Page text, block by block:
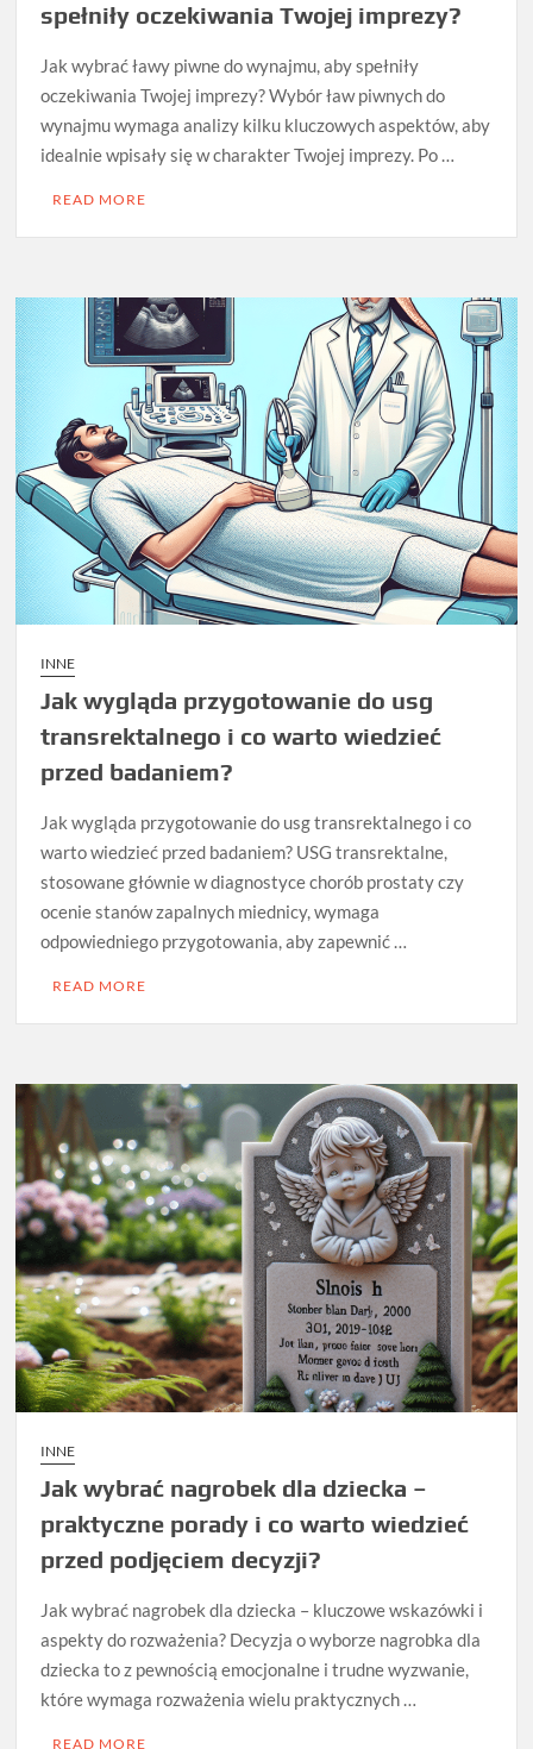
spełniły oczekiwania Twojej imprezy?
Jak wybrać ławy piwne do wynajmu, aby spełniły
oczekiwania Twojej imprezy? Wybór ław piwnych do
wynajmu wymaga analizy kilku kluczowych aspektów, aby
idealnie wpisały się w charakter Twojej imprezy. Po …
READ MORE
INNE
Jak wygląda przygotowanie do usg
transrektalnego i co warto wiedzieć
przed badaniem?
Jak wygląda przygotowanie do usg transrektalnego i co
warto wiedzieć przed badaniem? USG transrektalne,
stosowane głównie w diagnostyce chorób prostaty czy
ocenie stanów zapalnych miednicy, wymaga
odpowiedniego przygotowania, aby zapewnić …
READ MORE
INNE
Jak wybrać nagrobek dla dziecka –
praktyczne porady i co warto wiedzieć
przed podjęciem decyzji?
Jak wybrać nagrobek dla dziecka – kluczowe wskazówki i
aspekty do rozważenia? Decyzja o wyborze nagrobka dla
dziecka to z pewnością emocjonalne i trudne wyzwanie,
które wymaga rozważenia wielu praktycznych …
READ MORE